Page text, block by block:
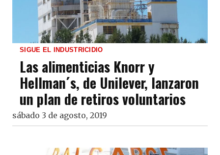
SIGUE EL INDUSTRICIDIO
Las alimenticias Knorr y
Hellman´s, de Unilever, lanzaron
un plan de retiros voluntarios
sábado 3 de agosto, 2019